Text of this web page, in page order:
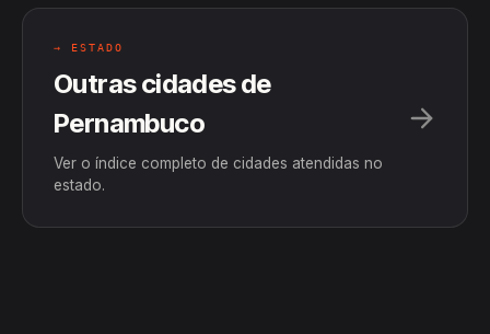
→ ESTADO
Outras cidades de
Pernambuco
Ver o índice completo de cidades atendidas no
estado.